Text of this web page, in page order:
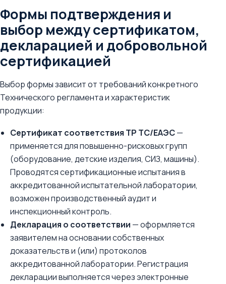
Формы подтверждения и
выбор между сертификатом,
декларацией и добровольной
сертификацией
Выбор формы зависит от требований конкретного
Технического регламента и характеристик
продукции:
Сертификат соответствия ТР ТС/ЕАЭС—
применяется для повышенно-рисковых групп
(оборудование, детские изделия, СИЗ, машины).
Проводятся сертификационные испытания в
аккредитованной испытательной лаборатории,
возможен производственный аудит и
инспекционный контроль.
Декларация о соответствии — оформляется
заявителем на основании собственных
доказательств и (или) протоколов
аккредитованной лаборатории. Регистрация
декларации выполняется через электронные